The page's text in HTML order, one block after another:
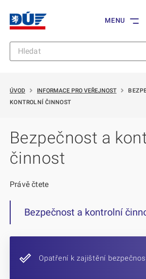
MENU
ÚVOD INFORMACE PRO VEŘEJNOST
KONTROLNÍ ČINNOST
Bezpečnost a
činnost
Opatření k zajištění
Právě čtete
Bezpečnost a kontrolní